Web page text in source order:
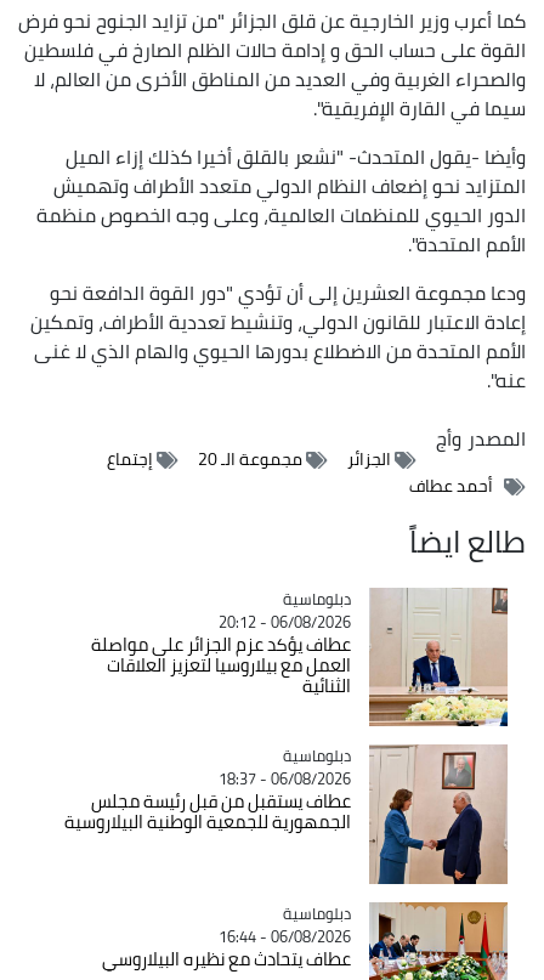
كما أعرب وزير الخارجية عن قلق الجزائر "من تزايد الجنوح نحو فرض
القوة على حساب الحق و إدامة حالات الظلم الصارخ في فلسطين
والصحراء الغربية وفي العديد من المناطق الأخرى من العالم، لا
سيما في القارة الإفريقية".
وأيضا -يقول المتحدث- "نشعر بالقلق أخيرا كذلك إزاء الميل
المتزايد نحو إضعاف النظام الدولي متعدد الأطراف وتهميش
الدور الحيوي للمنظمات العالمية، وعلى وجه الخصوص منظمة
الأمم المتحدة".
ودعا مجموعة العشرين إلى أن تؤدي "دور القوة الدافعة نحو
إعادة الاعتبار للقانون الدولي، وتنشيط تعددية الأطراف، وتمكين
الأمم المتحدة من الاضطلاع بدورها الحيوي والهام الذي لا غنى
عنه".
المصدروأج
الجزائر مجموعة الـ 20
إجتماع
أحمد عطاف
طالع ايضاً
Catégorie
دبلوماسية
06/08/2026 - 20:12
عطاف يؤكد عزم الجزائر على مواصلة
العمل مع بيلاروسيا لتعزيز العلاقات
الثنائية
Catégorie
دبلوماسية
06/08/2026 - 18:37
عطاف يستقبل من قبل رئيسة مجلس
الجمهورية للجمعية الوطنية البيلاروسية
Catégorie
دبلوماسية
06/08/2026 - 16:44
عطاف يتحادث مع نظيره البيلاروسي